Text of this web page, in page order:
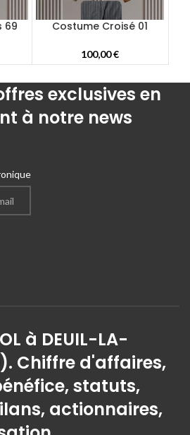
69 Costume Croisé 01
100,00€
exclusives en
à notre news
à DEUIL-LA-
Chiffre d'affaires,
statuts,
actionnaires,